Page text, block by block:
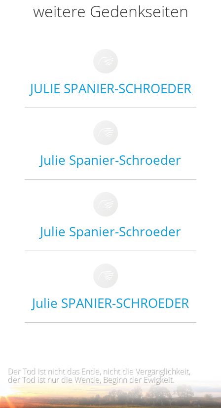
weitere Gedenkseiten
JULIE SPANIER-SCHROEDER
Julie Spanier-Schroeder
Julie Spanier-Schroeder
Julie SPANIER-SCHROEDER
Der Tod ist nicht das Ende, nicht die Vergänglichkeit,
der Tod ist nur die Wende, Beginn der Ewigkeit.